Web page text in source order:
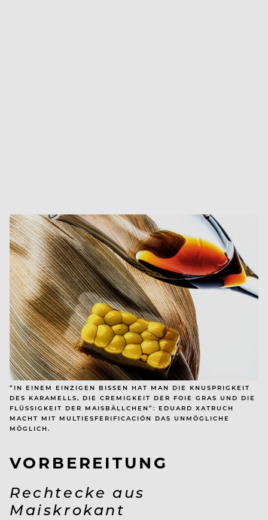
“IN EINEM EINZIGEN BISSEN HAT MAN DIE KNUSPRIGKEIT
DES KARAMELLS, DIE CREMIGKEIT DER FOIE GRAS UND DIE
FLÜSSIGKEIT DER MAISBÄLLCHEN”: EDUARD XATRUCH
MACHT MIT MULTIESFERIFICACIÓN DAS UNMÖGLICHE
MÖGLICH.
VORBEREITUNG
Rechtecke aus
Maiskrokant